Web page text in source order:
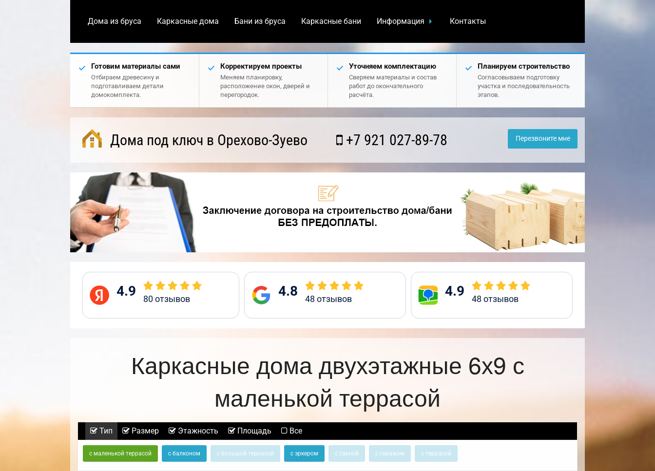
Дома из бруса Каркасные дома Бани из бруса Каркасные бани Информация Контакты
Готовим материалы сами
Отбираем древесину и
подготавливаем детали
домокомплекта.
Корректируем проекты
Меняем планировку,
расположение окон, дверей и
перегородок.
Уточняем комплектацию
Сверяем материалы и состав
работ до окончательного
расчёта.
Планируем строительство
Согласовываем подготовку
участка и последовательность
этапов.
Дома под ключ в Орехово-Зуево +7 921 027-89-78 Перезвоните мне
4.9 80отзывов 4.8 48 отзывов 4.9 48 отзывов
Каркасные дома двухэтажные 6х9 с
маленькой террасой
Тип Размер Этажность Площадь Все
с маленькой террасой с балконом с большой террасой с эркером с сауной с гаражом с террасой